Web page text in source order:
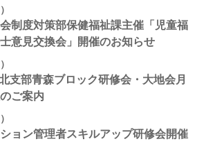
制度対策部保健福祉課主催「児童福
意見交換会」開催のお知らせ
支部青森ブロック研修会・大地会月
ご案内
ョン管理者スキルアップ研修会開催